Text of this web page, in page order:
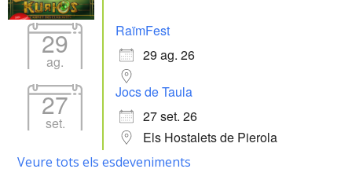
29
ag.
RaïmFest
29 ag. 26
27
set.
Jocs de Taula
27 set. 26
Els Hostalets de Pierola
Veure tots els esdeveniments